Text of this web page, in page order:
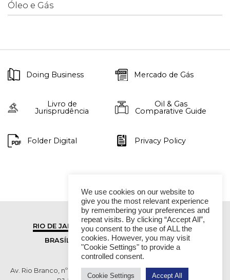
Óleo e Gás
Doing Business Mercado de Gás
Livro de
Jurisprudência
Oil & Gas
Comparative Guide
Folder Digital Privacy Policy
RIO DE JANEIRO
SÃO PAULO
BRASÍLIA
VITÓRIA
Av. Rio Branco, nº 01, 14º andar - Ed. RB1- Centro, Rio de Janeiro -
We use cookies on our website to
give you the most relevant experience
by remembering your preferences and
repeat visits. By clicking “Accept All”,
you consent to the use of ALL the
cookies. However, you may visit
"Cookie Settings" to provide a
controlled consent.
Cookie Settings Accept All